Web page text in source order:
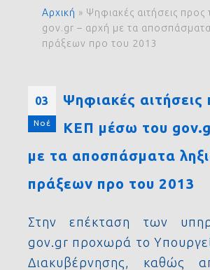
Αρχική » Ψηφιακές αιτήσεις
gov.gr – αρχή με τα αποσπάσματα
πράξεων προ του 2013
03
Νοέ
Ψηφιακές αιτήσεις
ΚΕΠ μέσω του
με τα αποσπάσματα
πράξεων προ του 2013
Στην επέκταση των
gov.gr προχωρά το
Διακυβέρνησης, καθώς